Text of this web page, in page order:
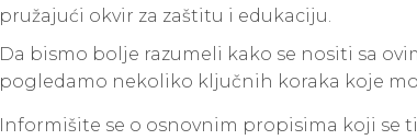
pružajući okvir za zaštitu i edukaciju.
Da bismo bolje razumeli kako se nositi sa
pogledamo nekoliko ključnih koraka koje
Informišite se o osnovnim propisima koji se